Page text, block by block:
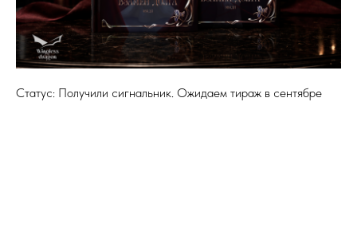
Статус: Получили сигнальник. Ожидаем тираж в сентябре